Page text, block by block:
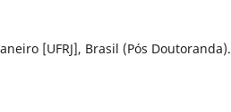
[UFRJ], Brasil (Pós Doutoranda).